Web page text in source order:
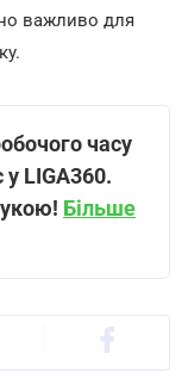
важливо для
часу
у LIGA360.
Більше